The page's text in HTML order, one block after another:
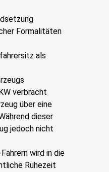
Formalitäten
als
verbracht
über eine
dieser
jedoch nicht
wird in die
Ruhezeit